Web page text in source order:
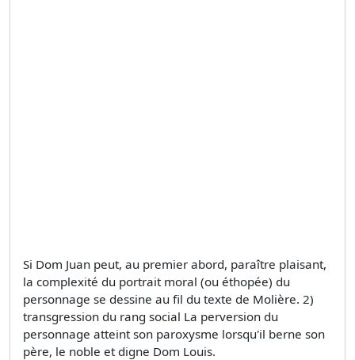
Si Dom Juan peut, au premier abord, paraître plaisant,
la complexité du portrait moral (ou éthopée) du
personnage se dessine au fil du texte de Molière. 2)
transgression du rang social La perversion du
personnage atteint son paroxysme lorsqu'il berne son
père, le noble et digne Dom Louis.